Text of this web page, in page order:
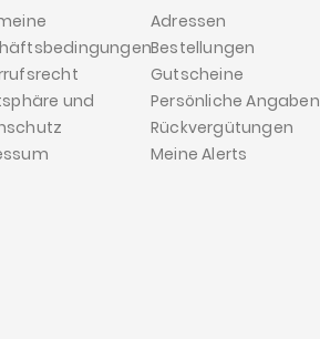
und
Adressen
Bestellungen
Gutscheine
Persönliche Angaben
Rückvergütungen
Meine Alerts